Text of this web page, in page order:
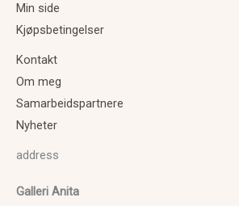
Min side
Kjøpsbetingelser
Kontakt
Om meg
Samarbeidspartnere
Nyheter
address
Galleri Anita